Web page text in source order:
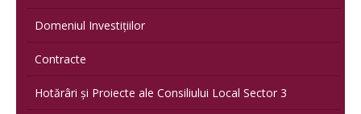
Domeniul Investițiilor
Contracte
Hotărâri și Proiecte ale Consiliului Local Sector 3